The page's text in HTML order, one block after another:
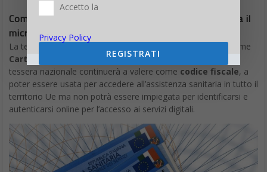
Come utilizzare i servizi online se la tessera non ha il
microchip
La tessera sanitaria senza chip non può essere utilizzata come
Carta nazionale dei servizi. In sintesi, ciò significa che la
tessera nazionale continuerà a valere come codice fiscale, a
poter essere usata per accedere all’assistenza sanitaria in tutto il
territorio Ue ma non potrà essere impiegata per identificarsi e
autenticarsi online per l’accesso ai servizi digitali.
Accetto la
Privacy Policy
REGISTRATI